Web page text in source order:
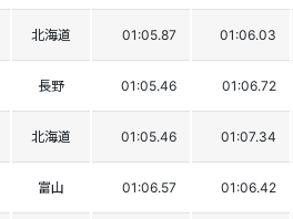
北海道 01:05.87 01:06.03
長野 01:05.46 01:06.72
北海道 01:05.46 01:07.34
富山 01:06.57 01:06.42